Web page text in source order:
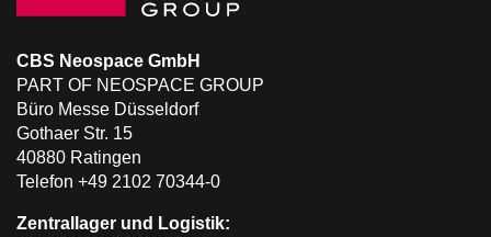
CBS Neospace GmbH
PART OF NEOSPACE GROUP
Büro Messe Düsseldorf
Gothaer Str. 15
40880 Ratingen
Telefon +49 2102 70344-0
Zentrallager und Logistik: